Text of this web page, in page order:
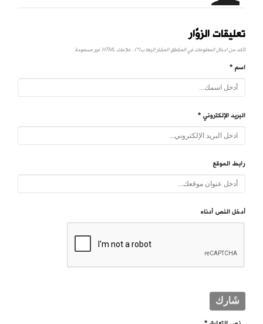
تعليقات الزوَّار
تأكد من ادخال المعلومات في المناطق المشار إليها ب(*) . علامات HTML غير مسموحة
اسم *
البريد الإلكتروني *
رابط الموقع
أدخل النص أدناه